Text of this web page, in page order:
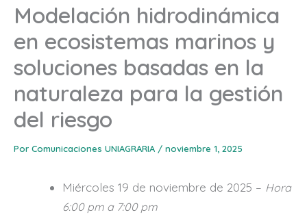
Modelación hidrodinámica
en ecosistemas marinos y
soluciones basadas en la
naturaleza para la gestión
del riesgo
Por Comunicaciones UNIAGRARIA / noviembre 1, 2025
Miércoles 19 de noviembre de 2025 – Hora
6:00 pm a 7:00 pm